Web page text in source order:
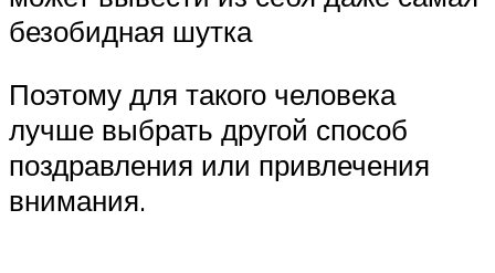
безобидная шутка
Поэтому для такого человека
лучше выбрать другой способ
поздравления или привлечения
внимания.